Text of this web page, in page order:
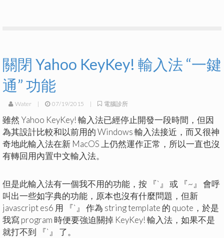
關閉 Yahoo KeyKey! 輸入法 “一鍵
通” 功能
Water | 07/19/2015 | 電腦診所
雖然 Yahoo KeyKey! 輸入法已經停止開發一段時間，但因
為其設計比較和以前用的 Windows 輸入法接近，而又很神
奇地此輸入法在新 MacOS 上仍然運作正常，所以一直也沒
有轉回用內置中文輸入法。
但是此輸入法有一個我不用的功能，按 『`』 或 『~』 會呼
叫出一些如字典的功能，原本也沒有什麼問題，但新
javascript es6 用 『`』 作為 string template 的 quote，於是
我寫 program 時便要強迫關掉 KeyKey! 輸入法，如果不是
就打不到 『`』 了。